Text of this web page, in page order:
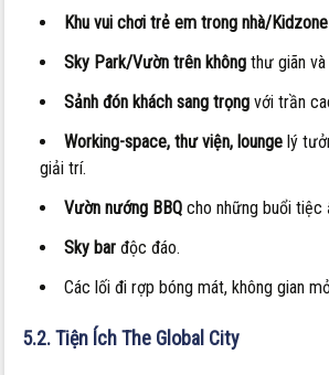
Khu vui chơi trẻ em trong nhà/Kidzone
Sky Park/Vườn trên không thư giãn
Sảnh đón khách sang trọng với trần
Working-space, thư viện, lounge lý
giải trí.
Vườn nướng BBQ cho những buổi tiệc
Sky bar độc đáo.
Các lối đi rợp bóng mát, không gian
5.2. Tiện Ích The Global City